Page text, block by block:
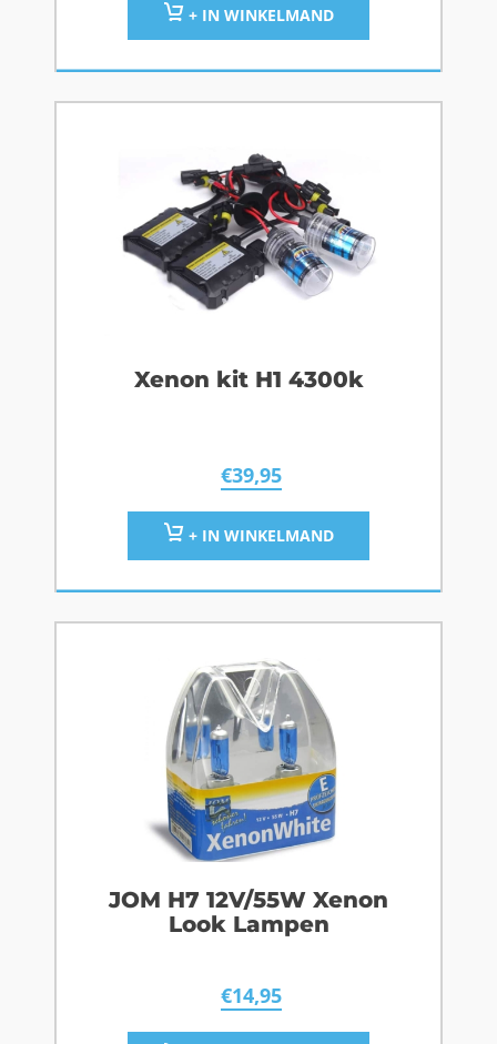
+ IN WINKELMAND
Xenon kit H1 4300k
€39,95
+ IN WINKELMAND
JOM H7 12V/55W Xenon
Look Lampen
€14,95